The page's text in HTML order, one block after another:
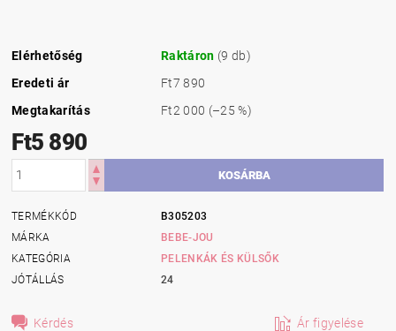
Elérhetőség Raktáron (9 db)
Eredeti ár
Ft7 890
Megtakarítás
Ft2 000 (–25 %)
Ft5 890
TERMÉKKÓD
B305203
MÁRKA
BEBE-JOU
KATEGÓRIA
PELENKÁK ÉS KÜLSŐK
JÓTÁLLÁS
24
Kérdés Ár figyelése